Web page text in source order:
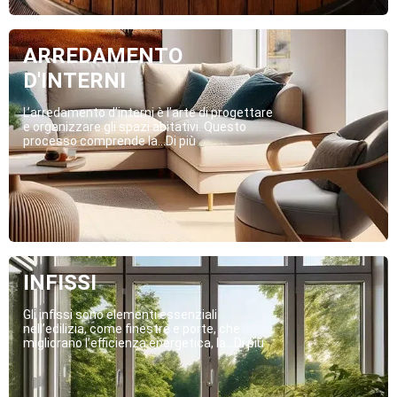
ARREDAMENTO
D'INTERNI
L’arredamento d’interni è l’arte di progettare
e organizzare gli spazi abitativi. Questo
processo comprende la...Di più
INFISSI
Gli infissi sono elementi essenziali
nell’edilizia, come finestre e porte, che
migliorano l’efficienza energetica, la...Di più